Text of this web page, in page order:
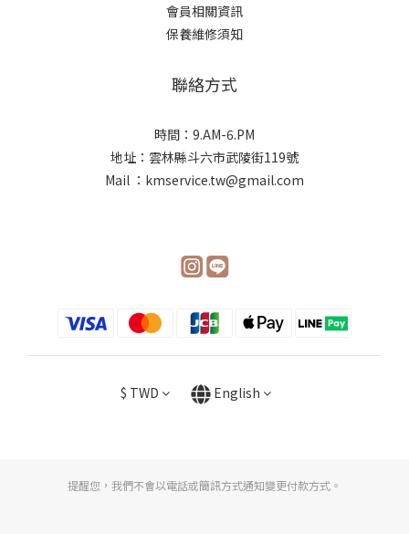
會員相關資訊
保養維修須知
聯絡方式
時間：9.AM-6.PM
地址：雲林縣斗六市武陵街119號
Mail ：kmservice.tw@gmail.com
$ TWD English
提醒您，我們不會以電話或簡訊方式通知變更付款方式。